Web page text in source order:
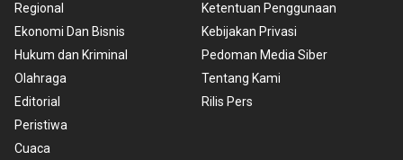
Regional
Ekonomi Dan Bisnis
Hukum dan Kriminal
Olahraga
Editorial
Peristiwa
Cuaca
Ketentuan Penggunaan
Kebijakan Privasi
Pedoman Media Siber
Tentang Kami
Rilis Pers